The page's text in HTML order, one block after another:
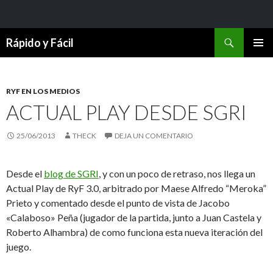
Rápido y Fácil
RYF EN LOS MEDIOS
ACTUAL PLAY DESDE SGRI
25/06/2013 THECK DEJA UN COMENTARIO
Desde el blog de SGRI, y con un poco de retraso, nos llega un
Actual Play de RyF 3.0, arbitrado por Maese Alfredo “Meroka”
Prieto y comentado desde el punto de vista de Jacobo
«Calaboso» Peña (jugador de la partida, junto a Juan Castela y
Roberto Alhambra) de como funciona esta nueva iteración del
juego.